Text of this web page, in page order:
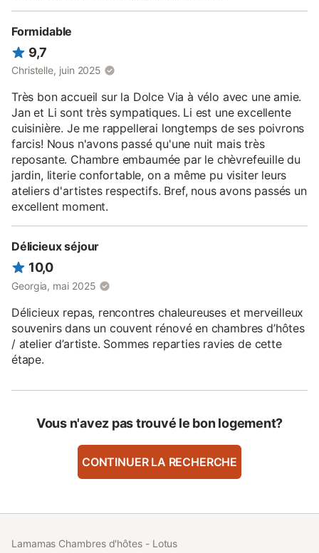
Formidable
9,7
Christelle, juin 2025
Très bon accueil sur la Dolce Via à vélo avec une amie.
Jan et Li sont très sympatiques. Li est une excellente
cuisinière. Je me rappellerai longtemps de ses poivrons
farcis! Nous n'avons passé qu'une nuit mais très
reposante. Chambre embaumée par le chèvrefeuille du
jardin, literie confortable, on a même pu visiter leurs
ateliers d'artistes respectifs. Bref, nous avons passés un
excellent moment.
Délicieux séjour
10,0
Georgia, mai 2025
Délicieux repas, rencontres chaleureuses et merveilleux
souvenirs dans un couvent rénové en chambres d’hôtes
/ atelier d’artiste. Sommes reparties ravies de cette
étape.
Vous n'avez pas trouvé le bon logement?
CONTINUER LA RECHERCHE
Lamamas Chambres d'hôtes - Lotus